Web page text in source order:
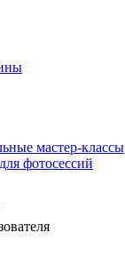
мастер-классы
фотосессий